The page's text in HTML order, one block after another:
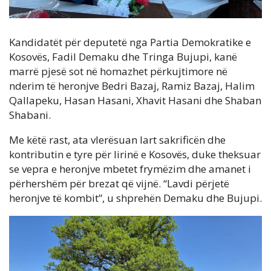
Kandidatët për deputetë nga Partia Demokratike e
Kosovës, Fadil Demaku dhe Tringa Bujupi, kanë
marrë pjesë sot në homazhet përkujtimore në
nderim të heronjve Bedri Bazaj, Ramiz Bazaj, Halim
Qallapeku, Hasan Hasani, Xhavit Hasani dhe Shaban
Shabani.
Me këtë rast, ata vlerësuan lart sakrificën dhe
kontributin e tyre për lirinë e Kosovës, duke theksuar
se vepra e heronjve mbetet frymëzim dhe amanet i
përhershëm për brezat që vijnë. “Lavdi përjetë
heronjve të kombit”, u shprehën Demaku dhe Bujupi.